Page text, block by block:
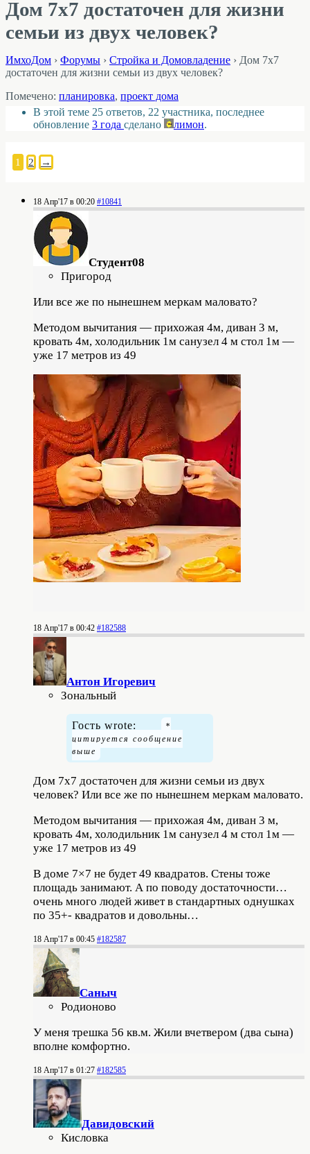
Дом 7х7 достаточен для жизни
семьи из двух человек?
ИмхоДом › Форумы › Стройка и Домовладение › Дом 7х7
достаточен для жизни семьи из двух человек?
Помечено: планировка, проект дома
В этой теме 25 ответов, 22 участника, последнее
обновление 3 года сделано лимон.
1 2 →
18 Апр'17 в 00:20 #10841
Студент08
Пригород
Или все же по нынешнем меркам маловато?
Методом вычитания — прихожая 4м, диван 3 м,
кровать 4м, холодильник 1м санузел 4 м стол 1м —
уже 17 метров из 49
18 Апр'17 в 00:42 #182588
Антон Игоревич
Зональный
Гость wrote:
Дом 7х7 достаточен для жизни семьи из двух
человек? Или все же по нынешнем меркам маловато.
Методом вычитания — прихожая 4м, диван 3 м,
кровать 4м, холодильник 1м санузел 4 м стол 1м —
уже 17 метров из 49
В доме 7×7 не будет 49 квадратов. Стены тоже
площадь занимают. А по поводу достаточности…
очень много людей живет в стандартных однушках
по 35+- квадратов и довольны…
18 Апр'17 в 00:45 #182587
Саныч
Родионово
У меня трешка 56 кв.м. Жили вчетвером (два сына)
вполне комфортно.
18 Апр'17 в 01:27 #182585
Давидовский
Кисловка